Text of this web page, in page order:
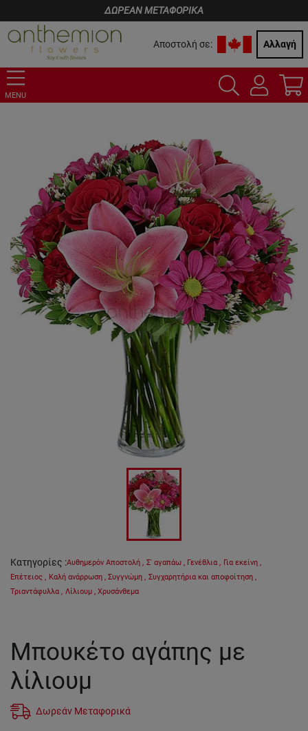
ΔΩΡΕΑΝ ΜΕΤΑΦΟΡΙΚΑ
Αποστολή σε: Αλλαγή
MENU
Κατηγορίες :Αυθημερόν Αποστολή , Σ' αγαπάω , Γενέθλια , Για εκείνη ,
Επέτειος , Καλή ανάρρωση , Συγγνώμη , Συγχαρητήρια και αποφοίτηση ,
Τριαντάφυλλα , Λίλιουμ , Χρυσάνθεμα
Μπουκέτο αγάπης με
λίλιουμ
Δωρεάν Μεταφορικά